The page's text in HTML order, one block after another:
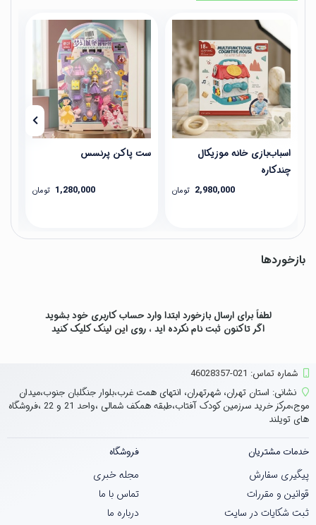
اسباب‌بازی خانه موزیکال
چندکاره
2,980,000 تومان
ست پاکن پرنسس
1,280,000 تومان
بازخوردها
لطفاً برای ارسال بازخورد ابتدا وارد حساب کاربری خود بشوید
اگر تاکنون ثبت نام نکرده اید ، روی این لینککلیک کنید
شماره تماس‌: 021-46028357
نشانی: استان تهران، شهرتهران، انتهای همت غرب،بلوار جنگلبان جنوب،میدان
موج،مرکز خرید سرزمین کودک آفتاب،طبقه همکف شمالی ،واحد 21 و 22 ،فروشگاه
های تویلند
خدمات مشتریان
پیگیری سفارش
قوانین و مقررات
ثبت شکایات در سایت
فروشگاه
مجله خبری
تماس با ما
درباره ما